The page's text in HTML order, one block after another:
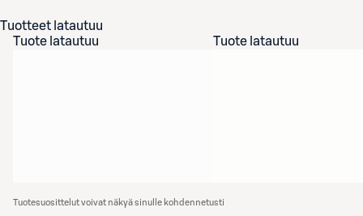
Tuotteet latautuu
Tuote latautuu
Tuote latautuu
Tuotesuosittelut voivat näkyä sinulle kohdennetusti